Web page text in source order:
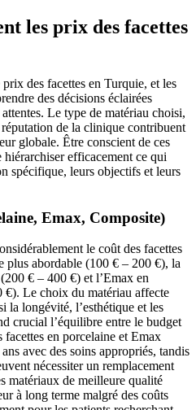
les prix des facettes
des facettes en Turquie, et les
des décisions éclairées
Le type de matériau choisi,
de la clinique contribuent
globale. Être conscient de ces
efficacement ce qui
spécifique, leurs objectifs et leurs
Emax, Composite)
le coût des facettes
plus abordable (100 € – 200 €), la
€ – 400 €) et l’Emax en
€). Le choix du matériau affecte
la longévité, l’esthétique et les
crucial l’équilibre entre le budget
en porcelaine et Emax
avec des soins appropriés, tandis
nécessiter un remplacement
matériaux de meilleure qualité
à long terme malgré des coûts